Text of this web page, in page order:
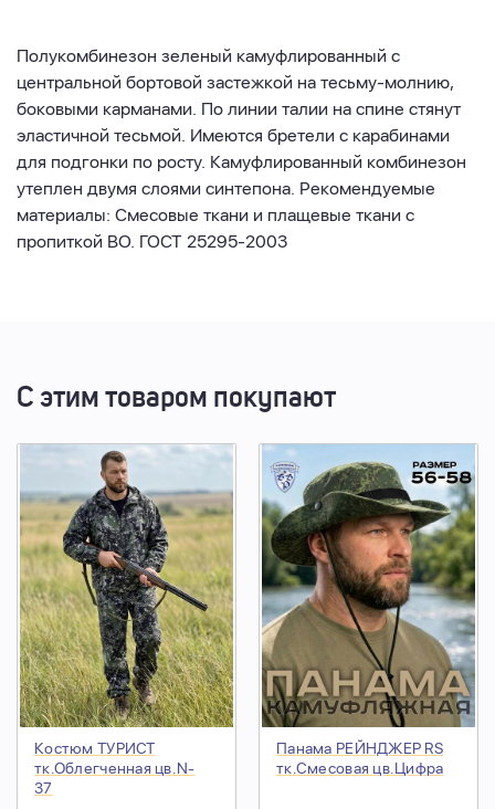
Полукомбинезон зеленый камуфлированный с
центральной бортовой застежкой на тесьму-молнию,
боковыми карманами. По линии талии на спине стянут
эластичной тесьмой. Имеются бретели с карабинами
для подгонки по росту. Камуфлированный комбинезон
утеплен двумя слоями синтепона. Рекомендуемые
материалы: Смесовые ткани и плащевые ткани с
пропиткой ВО. ГОСТ 25295-2003
С этим товаром покупают
Костюм ТУРИСТ
тк.Облегченная цв.N-
37
Панама РЕЙНДЖЕР RS
тк.Смесовая цв.Цифра